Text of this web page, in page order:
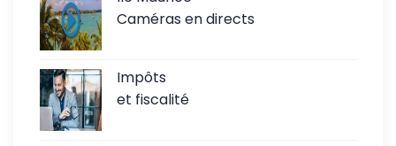
Caméras en directs
Impôts
et fiscalité